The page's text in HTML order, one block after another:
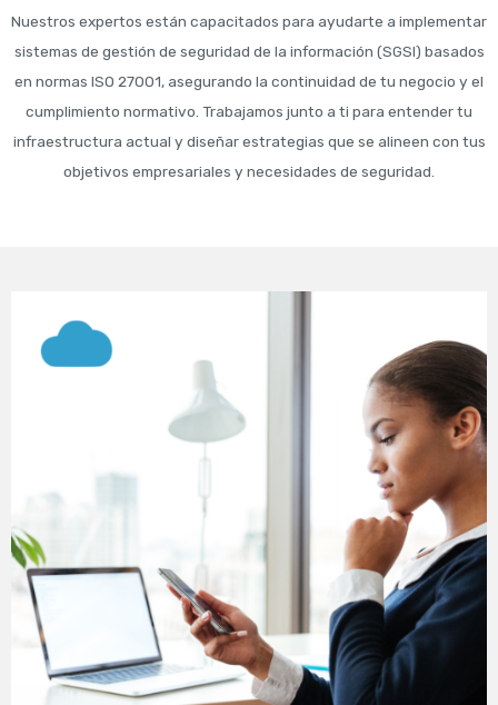
Nuestros expertos están capacitados para ayudarte a implementar
sistemas de gestión de seguridad de la información (SGSI) basados
en normas ISO 27001, asegurando la continuidad de tu negocio y el
cumplimiento normativo. Trabajamos junto a ti para entender tu
infraestructura actual y diseñar estrategias que se alineen con tus
objetivos empresariales y necesidades de seguridad.